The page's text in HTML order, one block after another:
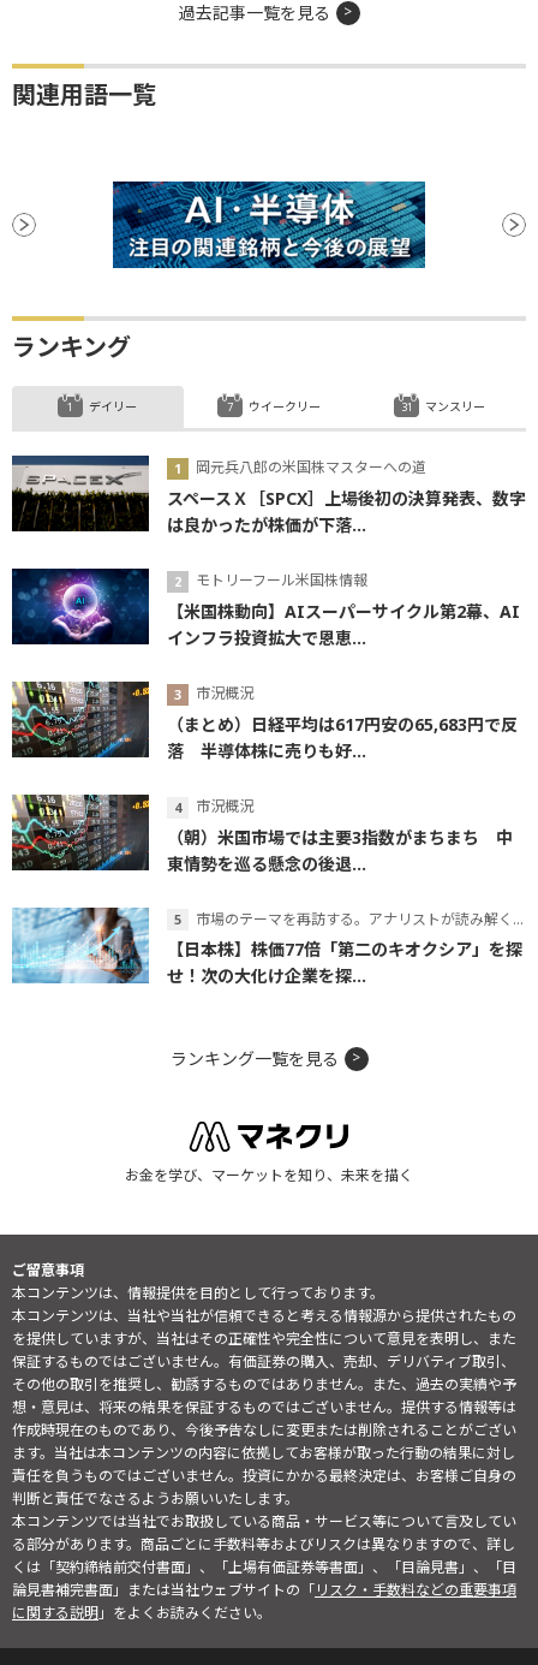
過去記事一覧を見る
関連用語一覧
ランキング
デイリー
岡元兵八郎の米国株マスターへの道
スペースＸ［SPCX］上場後初の決算発表、数字
は良かったが株価が下落...
モトリーフール米国株情報
【米国株動向】AIスーパーサイクル第2幕、AI
インフラ投資拡大で恩恵...
市況概況
（まとめ）日経平均は617円安の65,683円で反
落 半導体株に売りも好...
市況概況
（朝）米国市場では主要3指数がまちまち 中
東情勢を巡る懸念の後退...
市場のテーマを再訪する。アナリストが読み解くテーマの本質
【日本株】株価77倍「第二のキオクシア」を探
せ！次の大化け企業を探...
ウイークリー マンスリー
ランキング一覧を見る
お金を学び、マーケットを知り、未来を描く
ご留意事項
本コンテンツは、情報提供を目的として行っております。
本コンテンツは、当社や当社が信頼できると考える情報源から提供されたもの
を提供していますが、当社はその正確性や完全性について意見を表明し、また
保証するものではございません。有価証券の購入、売却、デリバティブ取引、
その他の取引を推奨し、勧誘するものではありません。また、過去の実績や予
想・意見は、将来の結果を保証するものではございません。提供する情報等は
作成時現在のものであり、今後予告なしに変更または削除されることがござい
ます。当社は本コンテンツの内容に依拠してお客様が取った行動の結果に対し
責任を負うものではございません。投資にかかる最終決定は、お客様ご自身の
判断と責任でなさるようお願いいたします。
本コンテンツでは当社でお取扱している商品・サービス等について言及してい
る部分があります。商品ごとに手数料等およびリスクは異なりますので、詳し
くは「契約締結前交付書面」、「上場有価証券等書面」、「目論見書」、「目
論見書補完書面」または当社ウェブサイトの「リスク・手数料などの重要事項
に関する説明」をよくお読みください。